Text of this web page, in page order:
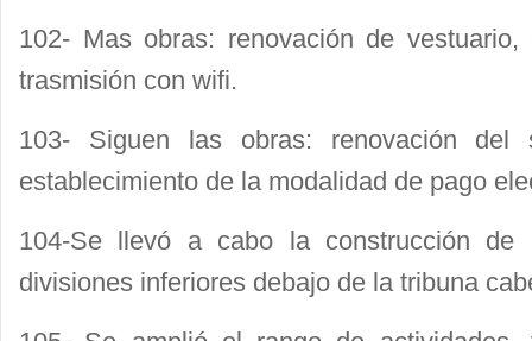
102- Mas obras: renovación de
trasmisión con wifi.
103- Siguen las obras: renovación del
establecimiento de la modalidad de pago
104-Se llevó a cabo la construcción de
divisiones inferiores debajo de la tribuna